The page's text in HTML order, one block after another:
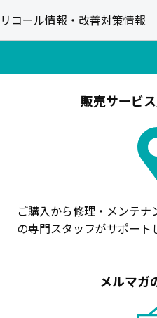
リコール情報・改善対策情報
販売サービ
ご購入から修理・メンテ
の専門スタッフがサポート
メルマガ